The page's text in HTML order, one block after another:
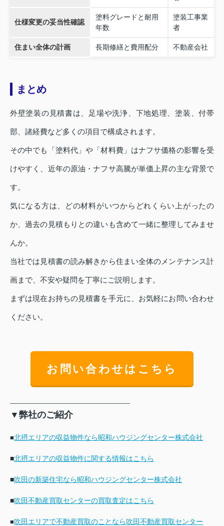
仕様変更の妥当性確認
塗料グレードと耐用
年数
塗装工事業
者
住まい全体の計画 長期修繕と費用配分 不動産会社
まとめ
外壁塗装の見積書は、足場や洗浄、下地処理、塗装、付帯
部、諸経費など多くの項目で構成されます。
その中でも「塗料代」や「材料費」はナフサ価格の影響を受
けやすく、近年の原油・ナフサ高騰が単価上昇の主な背景で
す。
気になる方は、どの材料がいつからどれくらい上がったの
か、過去の見積もりとの違いも含めて一緒に整理してみませ
んか。
当社では見積書の読み解きから住まい全体のメンテナンス計
画まで、不安や疑問を丁寧にご説明します。
まずは現在お持ちの見積書を手元に、お気軽にお問い合わせ
ください。
お問い合わせはこちら
------------------------------------------------------------
▼弊社のご紹介
■北摂エリアの収益物件なら昭和ハウジングセンター株式会社
■北摂エリアの収益物件に関する情報はこちら
■吹田の新築住宅なら昭和ハウジングセンター株式会社
■吹田不動産買取センターの買取査定はこちら
■吹田エリアで不動産買取のことなら吹田不動産買取センター